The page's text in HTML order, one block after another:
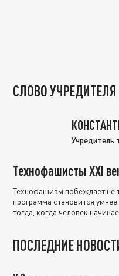
СЛОВО УЧРЕДИТЕЛЯ
Учредитель
Технофашисты XXI
Технофашизм побеждает не
программа становится
тогда, когда человек
ПОСЛЕДНИЕ